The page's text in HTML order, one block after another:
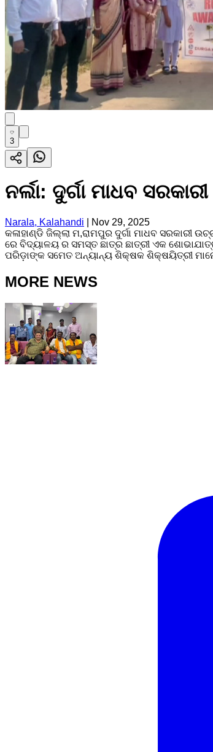
3
ନର୍ଲା: ଦୁର୍ଗା ମାଧବ
Narala, Kalahandi
Nov 29, 2025
କଳାହାଣ୍ଡି ଜିଲ୍ଲା ମ,ରାମପୁର ଦୁର୍ଗା ମାଧବ
ରେ ବିଦ୍ୟାଳୟ ର ସମସ୍ତ ଛାତ୍ର ଛାତ୍ରୀ ଏକ
ପରିଡ଼ାଙ୍କ ସମେତ ଅନ୍ୟାନ୍ୟ ଶିକ୍ଷକ ଶିକ୍ଷୟିତ୍ରୀ
MORE NEWS